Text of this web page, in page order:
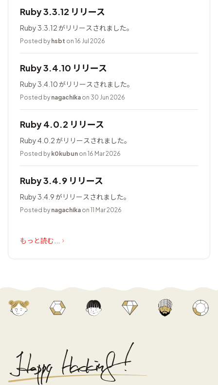
Ruby 3.3.12 リリース
Ruby 3.3.12 がリリースされました。
Posted by hsbt on 16 Jul 2026
Ruby 3.4.10 リリース
Ruby 3.4.10 がリリースされました。
Posted by nagachika on 30 Jun 2026
Ruby 4.0.2 リリース
Ruby 4.0.2 がリリースされました。
Posted by k0kubun on 16 Mar 2026
Ruby 3.4.9 リリース
Ruby 3.4.9 がリリースされました。
Posted by nagachika on 11 Mar 2026
もっと読む...